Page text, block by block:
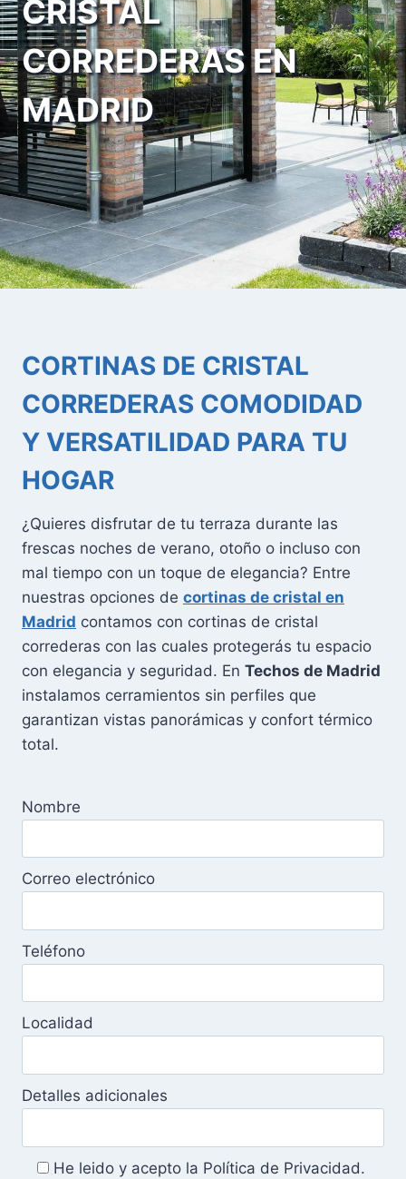
CRISTAL
CORREDERAS EN
MADRID
CORTINAS DE CRISTAL
CORREDERAS COMODIDAD
Y VERSATILIDAD PARA TU
HOGAR
¿Quieres disfrutar de tu terraza durante las
frescas noches de verano, otoño o incluso con
mal tiempo con un toque de elegancia? Entre
nuestras opciones de cortinas de cristal en
Madrid contamos con cortinas de cristal
correderas con las cuales protegerás tu espacio
con elegancia y seguridad. En Techos de Madrid
instalamos cerramientos sin perfiles que
garantizan vistas panorámicas y confort térmico
total.
Nombre
Correo electrónico
Teléfono
Localidad
Detalles adicionales
He leido y acepto la Política de Privacidad.